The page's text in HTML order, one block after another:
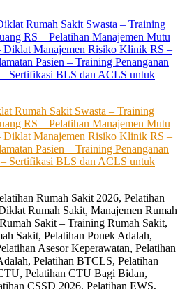
Rumah Sakit Swasta – Training
RS – Pelatihan Manajemen Mutu
Diklat Manajemen Risiko Klinik RS –
Pasien – Training Penanganan
Sertifikasi BLS dan ACLS untuk
Rumah Sakit 2026, Pelatihan
Rumah Sakit, Manajemen Rumah
Sakit – Training Rumah Sakit,
Sakit, Pelatihan Ponek Adalah,
Asesor Keperawatan, Pelatihan
Pelatihan BTCLS, Pelatihan
Pelatihan CTU Bagi Bidan,
CSSD 2026, Pelatihan EWS,